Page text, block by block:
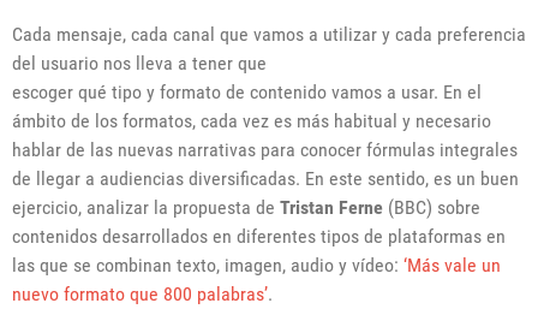
Cada mensaje, cada canal que vamos a utilizar y cada preferencia
del usuario nos lleva a tener que
escoger qué tipo y formato de contenido vamos a usar. En el
ámbito de los formatos, cada vez es más habitual y necesario
hablar de las nuevas narrativas para conocer fórmulas integrales
de llegar a audiencias diversificadas. En este sentido, es un buen
ejercicio, analizar la propuesta de Tristan Ferne (BBC) sobre
contenidos desarrollados en diferentes tipos de plataformas en
las que se combinan texto, imagen, audio y vídeo: ‘Más vale un
nuevo formato que 800 palabras’.